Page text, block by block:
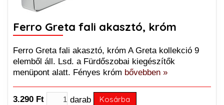
Ferro Greta fali akasztó, króm
Ferro Greta fali akasztó, króm A Greta kollekció 9
elemből áll. Lsd. a Fürdőszobai kiegészítők
menüpont alatt. Fényes króm bővebben »
3.290 Ft darab Kosárba